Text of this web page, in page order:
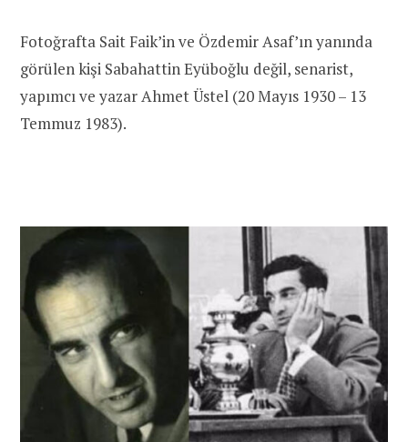
Fotoğrafta Sait Faik’in ve Özdemir Asaf’ın yanında
görülen kişi Sabahattin Eyüboğlu değil, senarist,
yapımcı ve yazar Ahmet Üstel (20 Mayıs 1930 – 13
Temmuz 1983).